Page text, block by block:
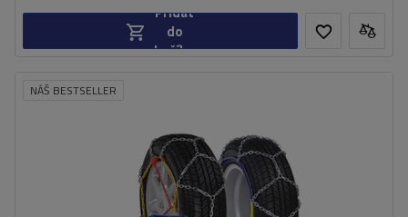
Přidat
do
košíku
NÁŠ BESTSELLER
Ne
ÖNORM V5117,TÜV/GS